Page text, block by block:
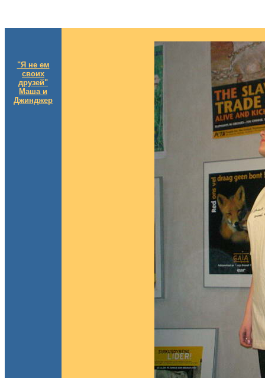
"Я не ем
своих
друзей"
Маша и
Джинджер